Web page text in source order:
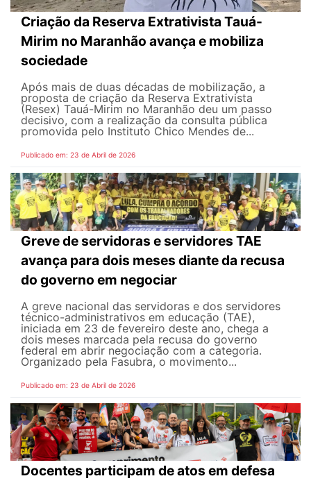
Criação da Reserva Extrativista Tauá-
Mirim no Maranhão avança e mobiliza
sociedade
Após mais de duas décadas de mobilização, a
proposta de criação da Reserva Extrativista
(Resex) Tauá-Mirim no Maranhão deu um passo
decisivo, com a realização da consulta pública
promovida pelo Instituto Chico Mendes de...
Publicado em: 23 de Abril de 2026
Greve de servidoras e servidores TAE
avança para dois meses diante da recusa
do governo em negociar
A greve nacional das servidoras e dos servidores
técnico-administrativos em educação (TAE),
iniciada em 23 de fevereiro deste ano, chega a
dois meses marcada pela recusa do governo
federal em abrir negociação com a categoria.
Organizado pela Fasubra, o movimento...
Publicado em: 23 de Abril de 2026
Docentes participam de atos em defesa